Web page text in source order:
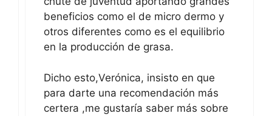
beneficios como el de micro dermo y
otros diferentes como es el equilibrio
en la producción de grasa.
Dicho esto,Verónica, insisto en que
para darte una recomendación más
certera ,me gustaría saber más sobre